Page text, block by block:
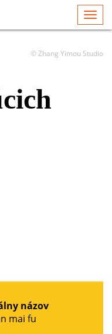
© Zhang Yimou Studio
názov
mai fu